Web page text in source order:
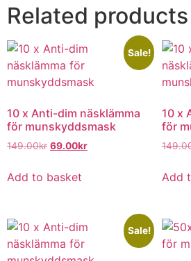
Related products
Sale!
10 x Anti-dim näsklämma
för munskyddsmask
149.00kr 69.00kr
Add to basket
10 x
för
Add
Sale!